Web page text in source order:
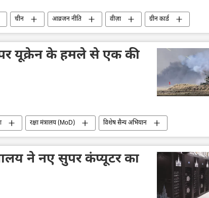
चीन आव्रजन नीति वीज़ा ग्रीन कार्ड
यूक्रेन के हमले से एक की
रक्षा मंत्रालय (MoD)
विशेष सैन्य अभियान
बल यूक्रेन का जवाबी हमला ड्रोन
ड्रोन हमला
ने नए सुपर कंप्यूटर का